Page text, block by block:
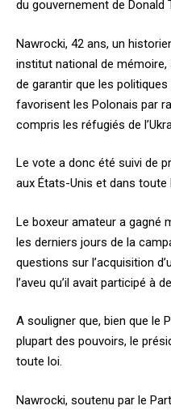
du gouvernement de Donald
Nawrocki, 42 ans, un
institut national de
de garantir que les
favorisent les Polonais par
compris les réfugiés de
Le vote a donc été suivi de
aux États-Unis et dans toute
Le boxeur amateur a gagné
les derniers jours de la
questions sur l’acquisition
l’aveu qu’il avait participé à
A souligner que, bien que le
plupart des pouvoirs, le
toute loi.
Nawrocki, soutenu par le